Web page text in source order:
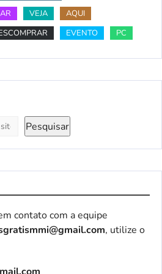
VEJA
AQUI
EVENTO PC
Pesquisar
contato com a equipe
, utilize o